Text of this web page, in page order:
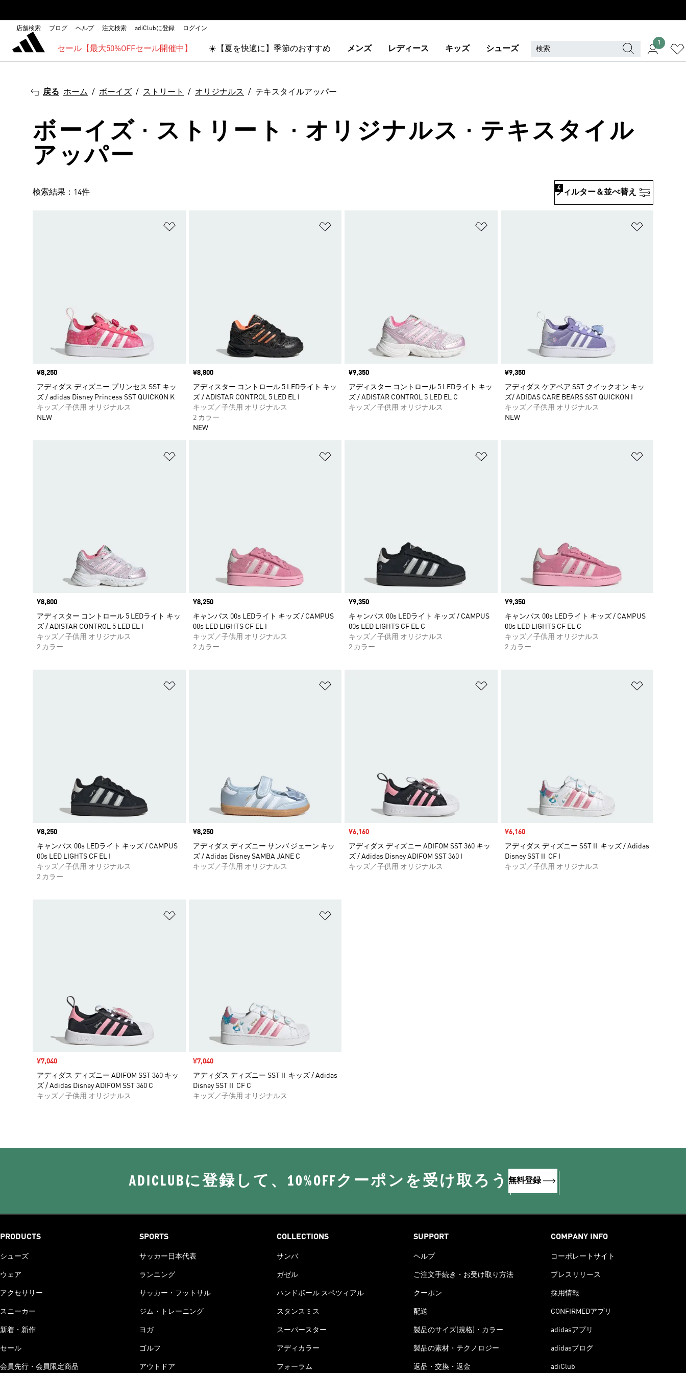
店舗検索 ブログ ヘルプ 注文検索 adiClubに登録 ログイン
セール【最大50%OFFセール開催中】 ☀️【夏を快適に】季節のおすすめ メンズ レディース キッズ シューズ
1
戻る ホーム ボーイズ ストリート オリジナルス テキスタイルアッパー
ボーイズ · ストリート · オリジナルス · テキスタイル
アッパー
検索結果：14件 フィルター＆並べ替え
4
価格
¥8,250
アディダス ディズニー プリンセス SST キッ
ズ / adidas Disney Princess SST QUICKON K
キッズ／子供用 オリジナルス
NEW
価格
¥8,800
アディスター コントロール 5 LEDライト キッ
ズ / ADISTAR CONTROL 5 LED EL I
キッズ／子供用 オリジナルス
2 カラー
NEW
価格
¥9,350
アディスター コントロール 5 LEDライト キッ
ズ / ADISTAR CONTROL 5 LED EL C
キッズ／子供用 オリジナルス
価格
¥9,350
アディダス ケアベア SST クイックオン キッ
ズ/ ADIDAS CARE BEARS SST QUICKON I
キッズ／子供用 オリジナルス
NEW
価格
¥8,800
アディスター コントロール 5 LEDライト キッ
ズ / ADISTAR CONTROL 5 LED EL I
キッズ／子供用 オリジナルス
2 カラー
価格
¥8,250
キャンパス 00s LEDライト キッズ / CAMPUS
00s LED LIGHTS CF EL I
キッズ／子供用 オリジナルス
2 カラー
価格
¥9,350
キャンパス 00s LEDライト キッズ / CAMPUS
00s LED LIGHTS CF EL C
キッズ／子供用 オリジナルス
2 カラー
価格
¥9,350
キャンパス 00s LEDライト キッズ / CAMPUS
00s LED LIGHTS CF EL C
キッズ／子供用 オリジナルス
2 カラー
価格
¥8,250
キャンパス 00s LEDライト キッズ / CAMPUS
00s LED LIGHTS CF EL I
キッズ／子供用 オリジナルス
2 カラー
価格
¥8,250
アディダス ディズニー サンバ ジェーン キッ
ズ / Adidas Disney SAMBA JANE C
キッズ／子供用 オリジナルス
セール価格
¥6,160
アディダス ディズニー ADIFOM SST 360 キッ
ズ / Adidas Disney ADIFOM SST 360 I
キッズ／子供用 オリジナルス
セール価格
¥6,160
アディダス ディズニー SSTⅡ キッズ / Adidas
Disney SSTⅡ CF I
キッズ／子供用 オリジナルス
セール価格
¥7,040
アディダス ディズニー ADIFOM SST 360 キッ
ズ / Adidas Disney ADIFOM SST 360 C
キッズ／子供用 オリジナルス
セール価格
¥7,040
アディダス ディズニー SSTⅡ キッズ / Adidas
Disney SSTⅡ CF C
キッズ／子供用 オリジナルス
ADICLUBに登録して、10%OFFクーポンを受け取ろう 無料登録
PRODUCTS
シューズ
ウェア
アクセサリー
スニーカー
新着・新作
セール
会員先行・会員限定商品
SPORTS
サッカー日本代表
ランニング
サッカー・フットサル
ジム・トレーニング
ヨガ
ゴルフ
アウトドア
COLLECTIONS
サンバ
ガゼル
ハンドボール スペツィアル
スタンスミス
スーパースター
アディカラー
フォーラム
SUPPORT
ヘルプ
ご注文手続き・お受け取り方法
クーポン
配送
製品のサイズ(規格)・カラー
製品の素材・テクノロジー
返品・交換・返金
COMPANY INFO
コーポレートサイト
プレスリリース
採用情報
CONFIRMEDアプリ
adidasアプリ
adidasブログ
adiClub